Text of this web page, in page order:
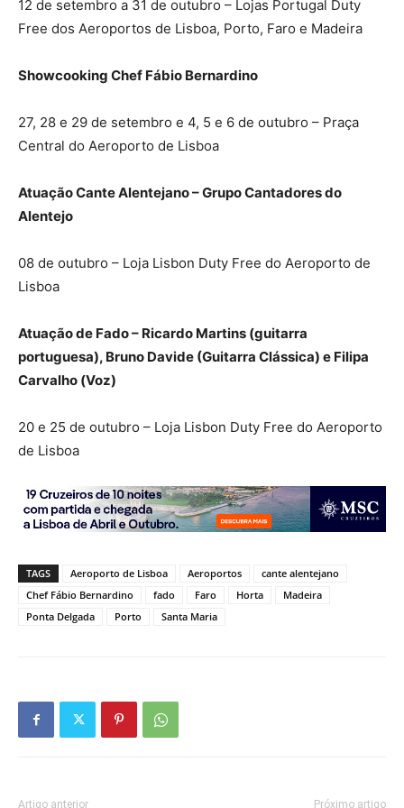
12 de setembro a 31 de outubro – Lojas Portugal Duty
Free dos Aeroportos de Lisboa, Porto, Faro e Madeira
Showcooking Chef Fábio Bernardino
27, 28 e 29 de setembro e 4, 5 e 6 de outubro – Praça
Central do Aeroporto de Lisboa
Atuação Cante Alentejano – Grupo Cantadores do
Alentejo
08 de outubro – Loja Lisbon Duty Free do Aeroporto de
Lisboa
Atuação de Fado – Ricardo Martins (guitarra
portuguesa), Bruno Davide (Guitarra Clássica) e Filipa
Carvalho (Voz)
20 e 25 de outubro – Loja Lisbon Duty Free do Aeroporto
de Lisboa
TAGS Aeroporto de Lisboa Aeroportos
cante alentejano
Chef Fábio Bernardino
fado Faro Horta
Madeira
Ponta Delgada
Porto Santa Maria
Artigo anterior Próximo artigo